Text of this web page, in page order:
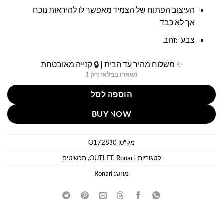
העיצוב הפתוח של הצמיד מאפשר לו להיראות נוכח
אך לא כבד
צבע :זהב
✨ משלוח מהיר עד הבית | 🔒 קנייה מאובטחת
נשארו במלאי רק 1
הוספה לסל
BUY NOW
מק"ט: O172830
קטגוריות:
OUTLET, Ronari
, תכשיטים
מותג: Ronari